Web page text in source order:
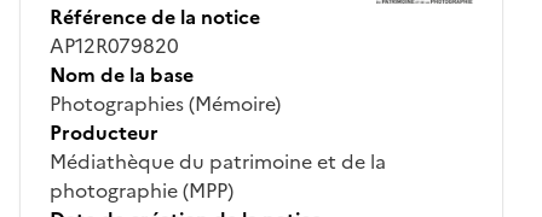
Référence de la notice
AP12R079820
Nom de la base
Photographies (Mémoire)
Producteur
Médiathèque du patrimoine et de la
photographie (MPP)